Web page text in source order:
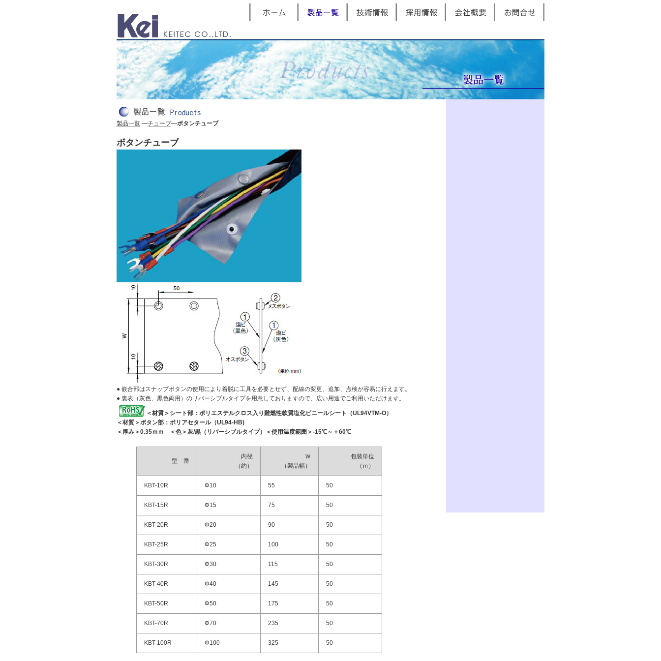
製品一覧 ―チューブ―ボタンチューブ
ボタンチューブ
● 嵌合部はスナップボタンの使用により着脱に工具を必要とせず、配線の変更、追加、点検が容易に行えます。
● 裏表（灰色、黒色両用）のリバーシブルタイプを用意しておりますので、広い用途でご利用いただけます。
＜材質＞シート部：ポリエステルクロス入り難燃性軟質塩化ビニールシート（UL94VTM-O）
＜材質＞ボタン部：ポリアセタール（UL94-HB)
＜厚み＞0.35ｍｍ ＜色＞灰/黒（リバーシブルタイプ）＜使用温度範囲＞-15℃～＋60℃
型 番
内径
（約）
Ｗ
（製品幅）
包装単位
（ｍ）
KBT-10R Φ10 55 50
KBT-15R Φ15 75 50
KBT-20R Φ20 90 50
KBT-25R Φ25 100 50
KBT-30R Φ30 115 50
KBT-40R Φ40 145 50
KBT-50R Φ50 175 50
KBT-70R Φ70 235 50
KBT-100R Φ100 325 50